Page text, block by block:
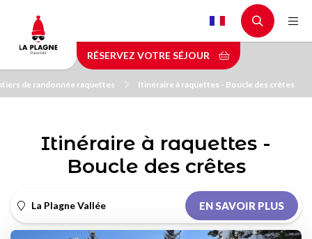
contenu
principal
RÉSERVEZ VOTRE SÉJOUR
de randonnée raquettes Itinéraire à raquettes - Boucle des crêtes
Itinéraire à raquettes -
Boucle des crêtes
La Plagne Vallée EN SAVOIR PLUS